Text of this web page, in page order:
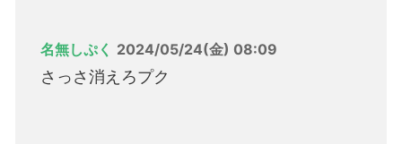
名無しぷく 2024/05/24(金) 08:09
さっさ消えろプク